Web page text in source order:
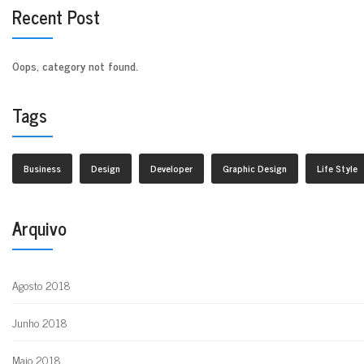
Recent Post
Oops, category not found.
Tags
Business Design Developer Graphic Design Life Style
Arquivo
Agosto 2018
Junho 2018
Maio 2018